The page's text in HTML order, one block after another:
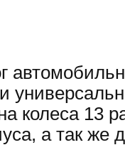
колеса 13
а так же